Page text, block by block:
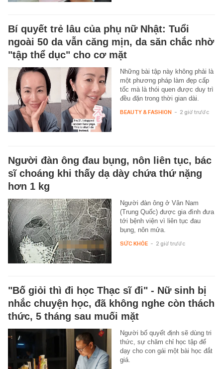
Bí quyết trẻ lâu của phụ nữ Nhật: Tuổi
ngoài 50 da vẫn căng mịn, da săn chắc nhờ
"tập thể dục" cho cơ mặt
Những bài tập này không phải là
một phương pháp làm đẹp cấp
tốc mà là thói quen được duy trì
đều đặn trong thời gian dài.
BEAUTY & FASHION - 2 giờ trước
Người đàn ông đau bụng, nôn liên tục, bác
sĩ choáng khi thấy dạ dày chứa thứ nặng
hơn 1 kg
Người đàn ông ở Vân Nam
(Trung Quốc) được gia đình đưa
tới bệnh viện vì liên tục đau
bụng, nôn mửa.
SỨC KHỎE - 2 giờ trước
"Bố giỏi thì đi học Thạc sĩ đi" - Nữ sinh bị
nhắc chuyện học, đã không nghe còn thách
thức, 5 tháng sau muối mặt
Người bố quyết định sẽ dùng tri
thức, sự chăm chỉ học tập để
dạy cho con gái một bài học đắt
giá.